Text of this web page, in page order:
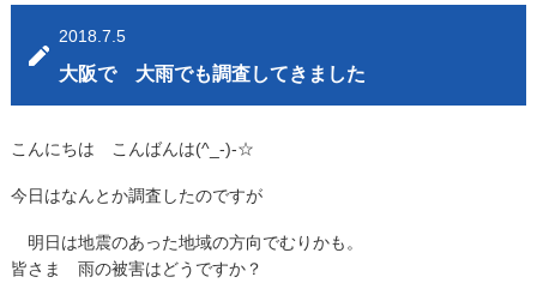
2018.7.5
大阪で 大雨でも調査してきました
こんにちは こんばんは(^_-)-☆
今日はなんとか調査したのですが
明日は地震のあった地域の方向でむりかも。
皆さま 雨の被害はどうですか？